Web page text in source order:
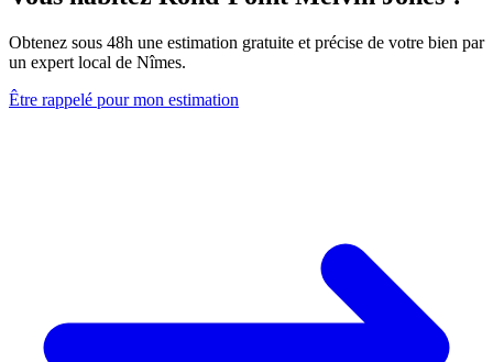
Obtenez sous 48h une estimation gratuite et précise de votre bien par
un expert local de Nîmes.
Être rappelé pour mon estimation